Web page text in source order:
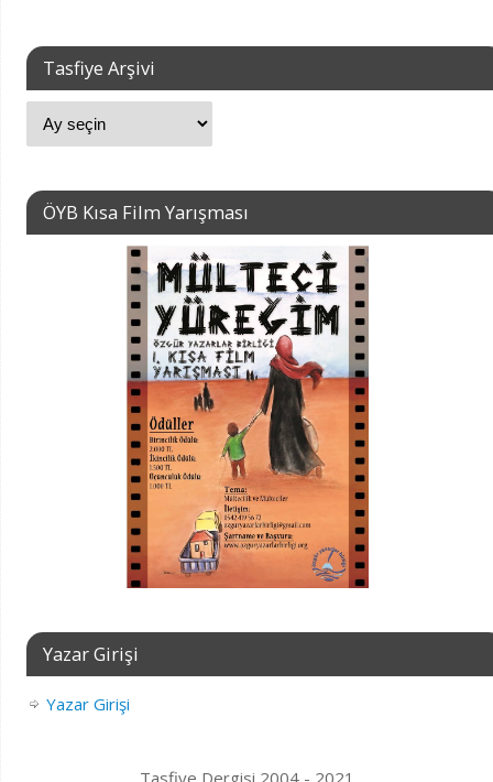
Tasfiye Arşivi
ÖYB Kısa Film Yarışması
Yazar Girişi
Yazar Girişi
Tasfiye Dergisi 2004 - 2021